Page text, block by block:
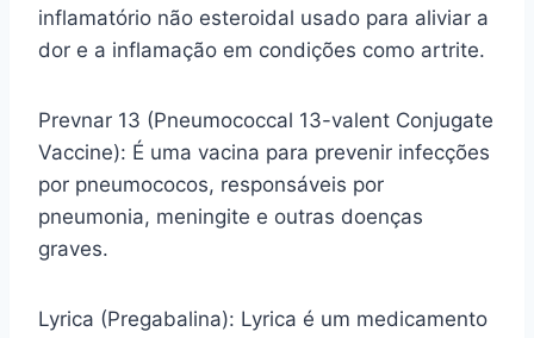
inflamatório não esteroidal usado para aliviar a
dor e a inflamação em condições como artrite.
Prevnar 13 (Pneumococcal 13-valent Conjugate
Vaccine): É uma vacina para prevenir infecções
por pneumococos, responsáveis por
pneumonia, meningite e outras doenças
graves.
Lyrica (Pregabalina): Lyrica é um medicamento